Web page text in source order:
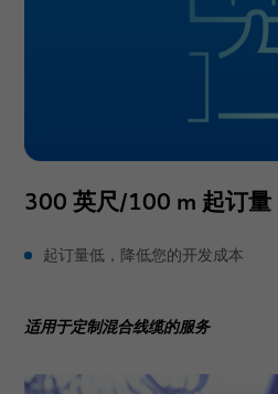
300 英尺/100 m 起订量
起订量低，降低您的开发成本
适用于定制混合线缆的服务